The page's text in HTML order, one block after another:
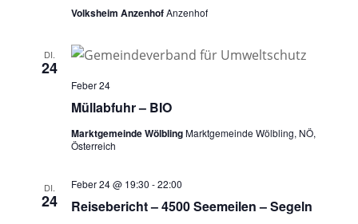
Volksheim AnzenhofAnzenhof
DI.
24
Müllabfuhr – BIO
Feber 24
Marktgemeinde WölblingMarktgemeinde Wölbling, NÖ,
Österreich
DI.
24 Reisebericht – 4500 Seemeilen – Segeln
Feber 24 @ 19:30 -22:00